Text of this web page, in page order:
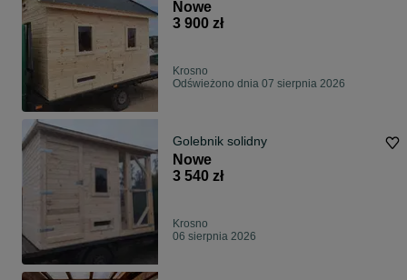
Nowe
3 900 zł
Krosno
Odświeżono dnia 07 sierpnia 2026
Golebnik solidny
Nowe
3 540 zł
Krosno
06 sierpnia 2026